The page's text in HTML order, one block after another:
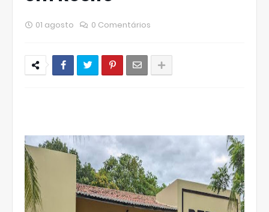
01 agosto 0 Comentários